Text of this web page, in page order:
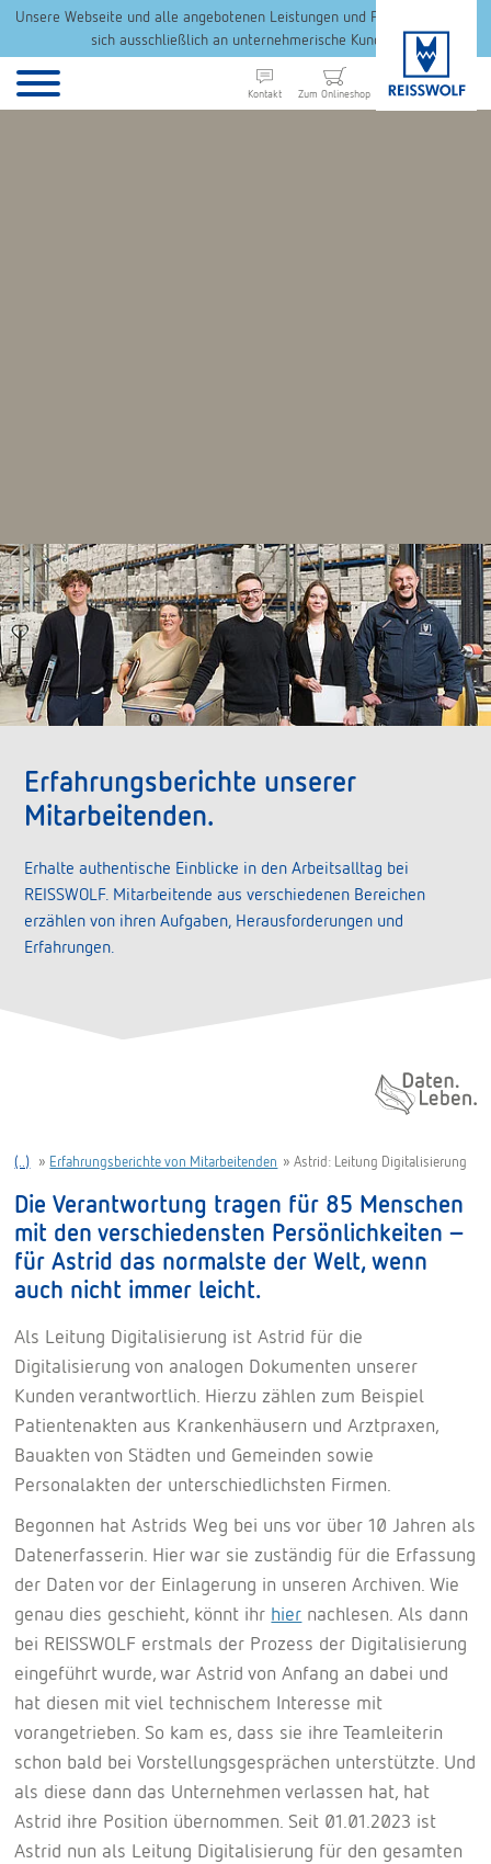
Unsere Webseite und alle angebotenen Leistungen und Produkte richten
sich ausschließlich an unternehmerische Kunden.
Kontakt Zum Onlineshop
Erfahrungsberichte unserer
Mitarbeitenden.
Erhalte authentische Einblicke in den Arbeitsalltag bei
REISSWOLF. Mitarbeitende aus verschiedenen Bereichen
erzählen von ihren Aufgaben, Herausforderungen und
Erfahrungen.
Daten. Leben.
(..) » Erfahrungsberichte von Mitarbeitenden »Astrid: Leitung Digitalisierung
Die Verantwortung tragen für 85 Menschen
mit den verschiedensten Persönlichkeiten –
für Astrid das normalste der Welt, wenn
auch nicht immer leicht.
Als Leitung Digitalisierung ist Astrid für die
Digitalisierung von analogen Dokumenten unserer
Kunden verantwortlich. Hierzu zählen zum Beispiel
Patientenakten aus Krankenhäusern und Arztpraxen,
Bauakten von Städten und Gemeinden sowie
Personalakten der unterschiedlichsten Firmen.
Begonnen hat Astrids Weg bei uns vor über 10 Jahren als
Datenerfasserin. Hier war sie zuständig für die Erfassung
der Daten vor der Einlagerung in unseren Archiven. Wie
genau dies geschieht, könnt ihr hier nachlesen. Als dann
bei REISSWOLF erstmals der Prozess der Digitalisierung
eingeführt wurde, war Astrid von Anfang an dabei und
hat diesen mit viel technischem Interesse mit
vorangetrieben. So kam es, dass sie ihre Teamleiterin
schon bald bei Vorstellungsgesprächen unterstützte. Und
als diese dann das Unternehmen verlassen hat, hat
Astrid ihre Position übernommen. Seit 01.01.2023 ist
Astrid nun als Leitung Digitalisierung für den gesamten